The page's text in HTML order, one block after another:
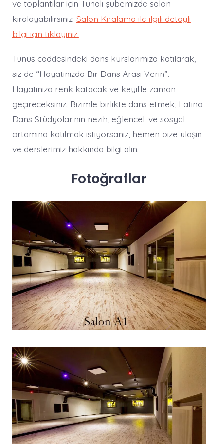
ve toplantılar için Tunalı şubemizde salon
kiralayabilirsiniz. Salon Kiralama ile ilgili detaylı
bilgi için tıklayınız.
Tunus caddesindeki dans kurslarımıza katılarak,
siz de “Hayatınızda Bir Dans Arası Verin”.
Hayatınıza renk katacak ve keyifle zaman
geçireceksiniz. Bizimle birlikte dans etmek, Latino
Dans Stüdyolarının nezih, eğlenceli ve sosyal
ortamına katılmak istiyorsanız, hemen bize ulaşın
ve derslerimiz hakkında bilgi alın.
Fotoğraflar